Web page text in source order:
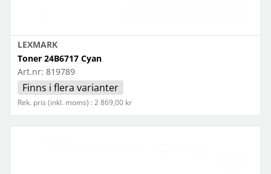
LEXMARK
Toner 24B6717 Cyan
Art.nr: 819789
Finns i flera varianter
Rek. pris (inkl. moms) : 2 869,00 kr